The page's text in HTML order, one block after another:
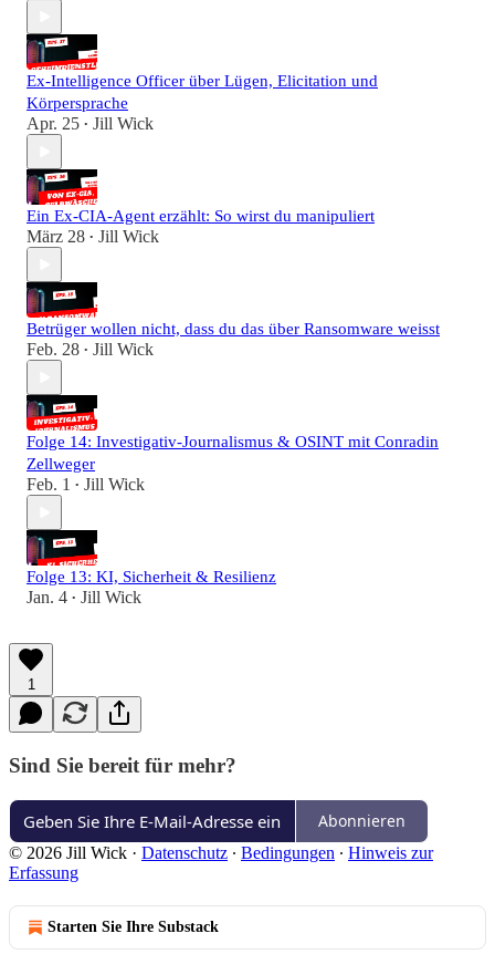
Ex-Intelligence Officer über Lügen, Elicitation und
Körpersprache
Apr. 25 • Jill Wick
Ein Ex-CIA-Agent erzählt: So wirst du manipuliert
März 28 • Jill Wick
Betrüger wollen nicht, dass du das über Ransomware weisst
Feb. 28 • Jill Wick
Folge 14: Investigativ-Journalismus & OSINT mit Conradin
Zellweger
Feb. 1 • Jill Wick
Folge 13: KI, Sicherheit & Resilienz
Jan. 4 • Jill Wick
1
Sind Sie bereit für mehr?
Abonnieren
© 2026 Jill Wick · Datenschutz ∙ Bedingungen ∙ Hinweis zur
Erfassung
Starten Sie Ihre Substack